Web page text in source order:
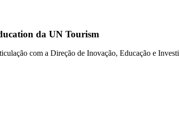
da UN Tourism
com a Direção de Inovação, Educação e